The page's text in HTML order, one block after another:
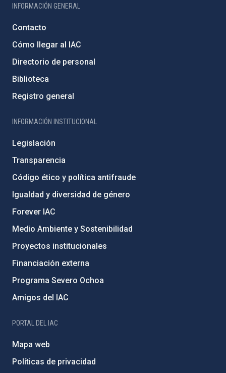
INFORMACIÓN GENERAL
Contacto
Cómo llegar al IAC
Directorio de personal
Biblioteca
Registro general
INFORMACIÓN INSTITUCIONAL
Legislación
Transparencia
Código ético y política antifraude
Igualdad y diversidad de género
Forever IAC
Medio Ambiente y Sostenibilidad
Proyectos institucionales
Financiación externa
Programa Severo Ochoa
Amigos del IAC
PORTAL DEL IAC
Mapa web
Políticas de privacidad